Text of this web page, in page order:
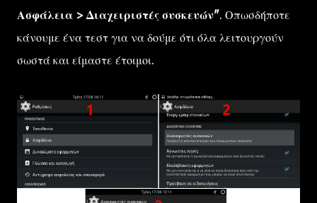
Ασφάλεια > Διαχειριστές συσκευών". Οπωσδήποτε
κάνουμε ένα τεστ για να δούμε ότι όλα λειτουργούν
σωστά και είμαστε έτοιμοι.